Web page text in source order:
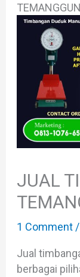
JUAL
1 Comment /
Jual
berbagai